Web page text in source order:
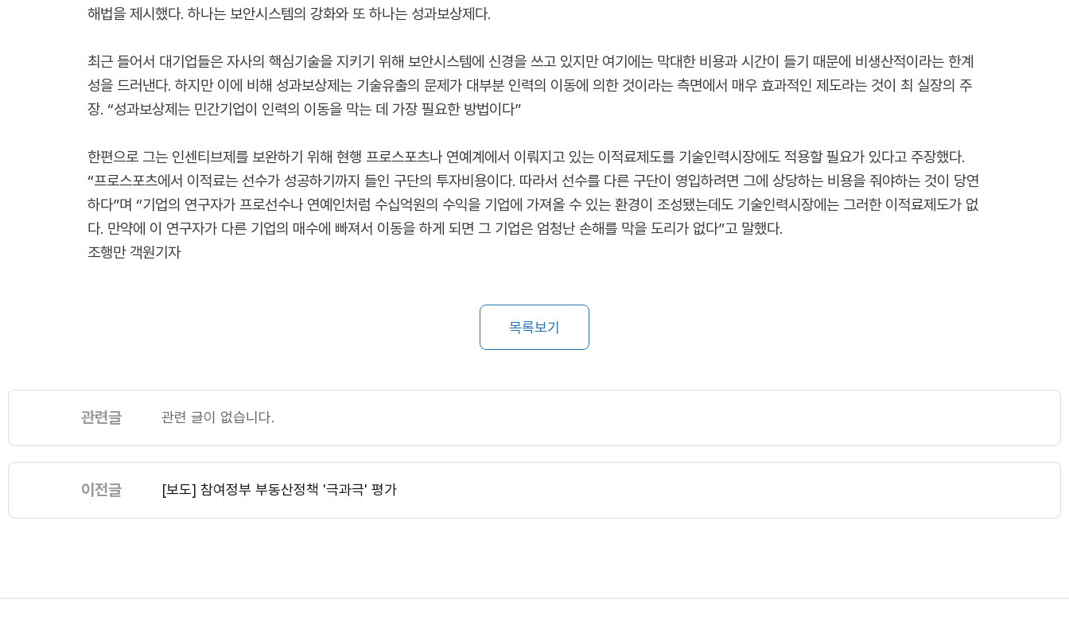
해법을 제시했다. 하나는 보안시스템의 강화와 또 하나는 성과보상제다.
최근 들어서 대기업들은 자사의 핵심기술을 지키기 위해 보안시스템에 신경을 쓰고 있지만 여기에는 막대한 비용과 시간이 들기 때문에 비생산적이라는 한계
성을 드러낸다. 하지만 이에 비해 성과보상제는 기술유출의 문제가 대부분 인력의 이동에 의한 것이라는 측면에서 매우 효과적인 제도라는 것이 최 실장의 주
장. “성과보상제는 민간기업이 인력의 이동을 막는 데 가장 필요한 방법이다”
한편으로 그는 인센티브제를 보완하기 위해 현행 프로스포츠나 연예계에서 이뤄지고 있는 이적료제도를 기술인력시장에도 적용할 필요가 있다고 주장했다.
“프로스포츠에서 이적료는 선수가 성공하기까지 들인 구단의 투자비용이다. 따라서 선수를 다른 구단이 영입하려면 그에 상당하는 비용을 줘야하는 것이 당연
하다”며 “기업의 연구자가 프로선수나 연예인처럼 수십억원의 수익을 기업에 가져올 수 있는 환경이 조성됐는데도 기술인력시장에는 그러한 이적료제도가 없
다. 만약에 이 연구자가 다른 기업의 매수에 빠져서 이동을 하게 되면 그 기업은 엄청난 손해를 막을 도리가 없다”고 말했다.
조행만 객원기자
목록보기
관련글 관련 글이 없습니다.
이전글 [보도] 참여정부 부동산정책 '극과극' 평가